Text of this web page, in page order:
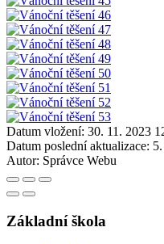
Datum vložení: 30. 11. 2023
Datum poslední aktualizace:
Autor: Správce Webu
Základní škola